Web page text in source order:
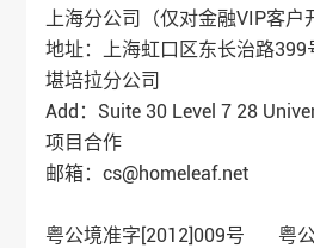
上海分公司（仅对金融VIP客户
地址：上海虹口区东长治路399
堪培拉分公司
Add：Suite 30 Level 7 28
项目合作
邮箱：cs@homeleaf.net
粤公境准字[2012]009号 粤公